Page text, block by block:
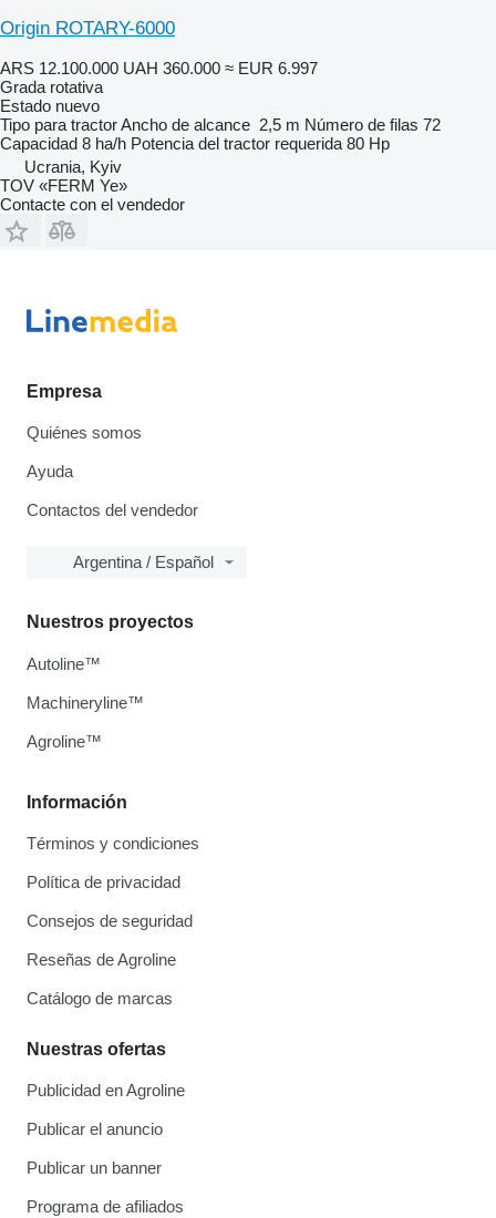
Origin ROTARY-6000
ARS 12.100.000 UAH 360.000 ≈ EUR 6.997
Grada rotativa
Estado nuevo
Tipo para tractorAncho de alcance 2,5 m Número de filas 72
Capacidad 8 ha/h Potencia del tractor requerida 80 Hp
Ucrania, Kyiv
TOV «FERM Ye»
Contacte con el vendedor
Empresa
Quiénes somos
Ayuda
Contactos del vendedor
Argentina / Español
Información
Términos y condiciones
Política de privacidad
Consejos de seguridad
Reseñas de Agroline
Catálogo de marcas
Nuestras ofertas
Publicidad en Agroline
Publicar el anuncio
Publicar un banner
Programa de afiliados
Nuestros proyectos
Autoline™
Machineryline™
Agroline™